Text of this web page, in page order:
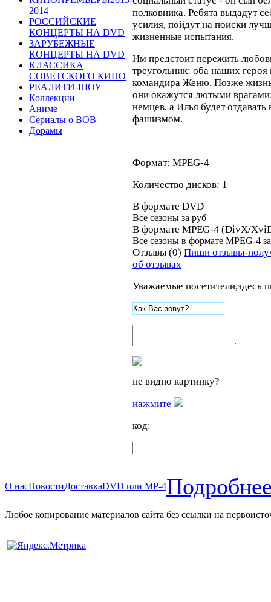
2014
РОССИЙСКИЕ
КОНЦЕРТЫ НА DVD
ЗАРУБЕЖНЫЕ
КОНЦЕРТЫ НА DVD
КЛАССИКА
СОВЕТСКОГО КИНО
РЕАЛИТИ-ШОУ
Коллекции
Аниме
Сериалы о ВОВ
Дорамы
полковника. Ребята выдадут
усилия, пойдут на поиски
жизненные испытания.
Им предстоит пережить
треугольник: оба наших
командира Женю. Позже жизнь
они окажутся лютыми
немцев, а Илья будет
фашизмом.
Формат: MPEG-4
Количество дисков: 1
В формате DVD
Все сезоны за руб
В формате MPEG-4 (DivX/
Все сезоны в формате MPEG-4
Отзывы (0) Пиши отзывы-
об отзывах
Уважаемые посетители,здесь
не видно картинку?
нажмите
код:
О насНовостиДоставкаDVD или MP-4
Любое копирование материалов сайта без ссылки на